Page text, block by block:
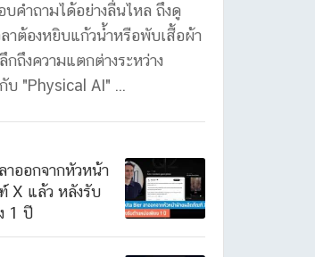
คำถามได้อย่างลื่นไหล ถึงดู
ลาต้องหยิบแก้วน้ำหรือพับเสื้อผ้า
กถึงความแตกต่างระหว่าง
บ "Physical AI" ...
าออกจากหัวหน้า
X แล้ว หลังรับ
1 ปี